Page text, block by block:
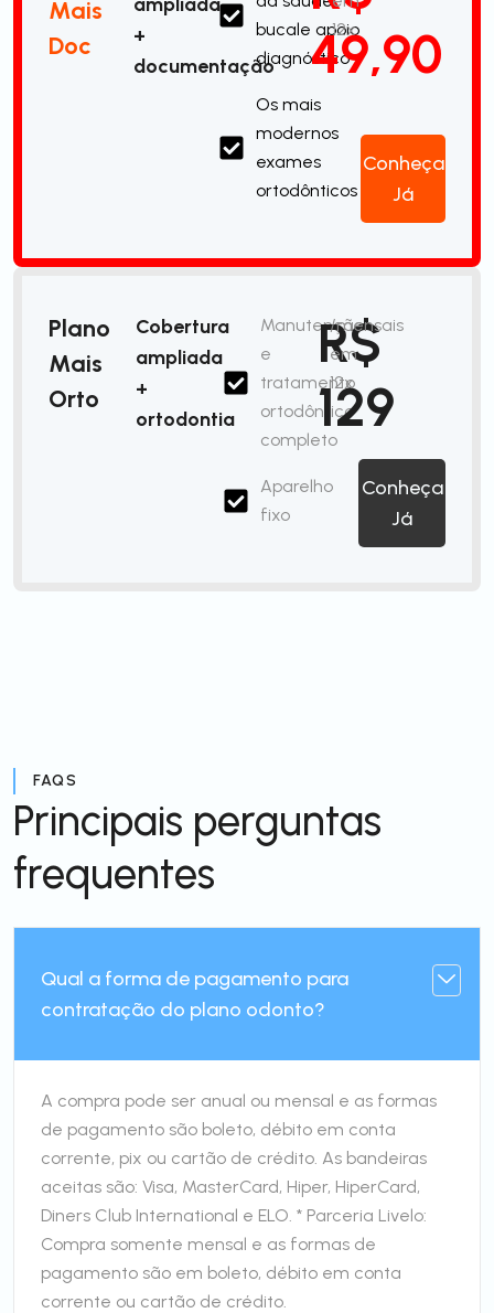
Mais
Doc
+
documentação
bucale apoio
diagnóstico
Os mais
modernos
exames
ortodônticos
49,90
12x
Conheça
Já
Plano
Mais
Orto
Cobertura
ampliada
+
ortodontia
Manutenção
e
tratamento
ortodôntico
completo
Aparelho
fixo
R$
129
/mensais
em
12x
Conheça
Já
FAQS
Principais perguntas
frequentes
Qual a forma de pagamento para
contratação do plano odonto?
A compra pode ser anual ou mensal e as formas
de pagamento são boleto, débito em conta
corrente, pix ou cartão de crédito. As bandeiras
aceitas são: Visa, MasterCard, Hiper, HiperCard,
Diners Club International e ELO. * Parceria Livelo:
Compra somente mensal e as formas de
pagamento são em boleto, débito em conta
corrente ou cartão de crédito.